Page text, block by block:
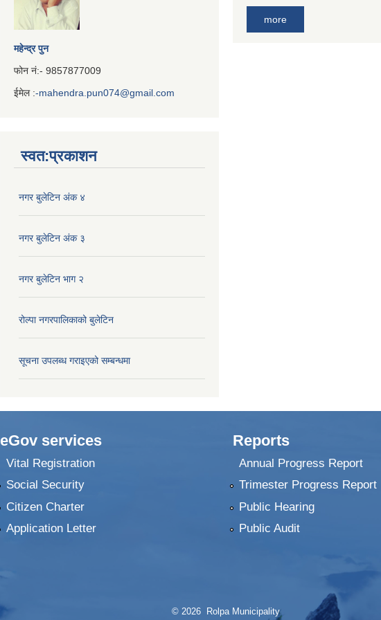
महेन्द्र पुन
फोन नं:- 9857877009
ईमेल :-mahendra.pun074@gmail.com
स्वत:प्रकाशन
नगर बुलेटिन अंक ४
नगर बुलेटिन अंक ३
नगर बुलेटिन भाग २
रोल्पा नगरपालिकाको बुलेटिन
सूचना उपलब्ध गराइएको सम्बन्धमा
more
eGov services
Vital Registration
Social Security
Citizen Charter
Application Letter
Reports
Annual Progress Report
Trimester Progress Report
Public Hearing
Public Audit
© 2026 Rolpa Municipality